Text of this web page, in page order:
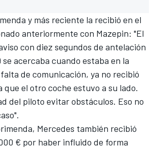
y más reciente la recibió en el
anteriormente con Mazepin: "El
con diez segundos de antelación
se acercaba cuando estaba en la
de comunicación, ya no recibió
que el otro coche estuvo a su lado.
del piloto evitar obstáculos. Eso no
Mercedes también recibió
€ por haber influido de forma